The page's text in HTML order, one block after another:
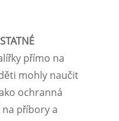
přímo na
mohly naučit
ochranná
příbory a